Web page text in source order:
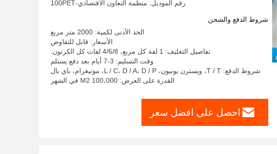
رقم الموديل: منظمة التعاون الاقتصادي-100PET
شروط الدفع والشحن
الحد الأدنى لكمية: 2000 متر مربع
الأسعار: قابل للتفاوض
تفاصيل التغليف: 1 لفة كل مربع، 4/6/8 لفات كل الكرتون.
وقت التسليم: 3-7 أيام بعد دفع يستلم
شروط الدفع: T / T، ويسترن يونيون، L / C، D / A، D / P، مونيغرام، باي بال
القدرة على العرض: 100،000 M2 في الشهر
احصل على افضل سعر